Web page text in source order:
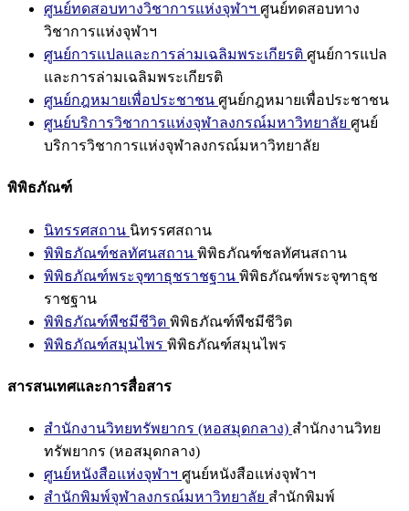
ศูนย์ทดสอบทางวิชาการแห่งจุฬาฯ ศูนย์ทดสอบทาง
วิชาการแห่งจุฬาฯ
ศูนย์การแปลและการล่ามเฉลิมพระเกียรติ ศูนย์การแปล
และการล่ามเฉลิมพระเกียรติ
ศูนย์กฎหมายเพื่อประชาชน ศูนย์กฎหมายเพื่อประชาชน
ศูนย์บริการวิชาการแห่งจุฬาลงกรณ์มหาวิทยาลัย ศูนย์
บริการวิชาการแห่งจุฬาลงกรณ์มหาวิทยาลัย
พิพิธภัณฑ์
นิทรรศสถาน นิทรรศสถาน
พิพิธภัณฑ์ชลทัศนสถาน พิพิธภัณฑ์ชลทัศนสถาน
พิพิธภัณฑ์พระจุฑาธุชราชฐาน พิพิธภัณฑ์พระจุฑาธุช
ราชฐาน
พิพิธภัณฑ์พืชมีชีวิต พิพิธภัณฑ์พืชมีชีวิต
พิพิธภัณฑ์สมุนไพร พิพิธภัณฑ์สมุนไพร
สารสนเทศและการสื่อสาร
สำนักงานวิทยทรัพยากร (หอสมุดกลาง) สำนักงานวิทย
ทรัพยากร (หอสมุดกลาง)
ศูนย์หนังสือแห่งจุฬาฯ ศูนย์หนังสือแห่งจุฬาฯ
สำนักพิมพ์จุฬาลงกรณ์มหาวิทยาลัย สำนักพิมพ์